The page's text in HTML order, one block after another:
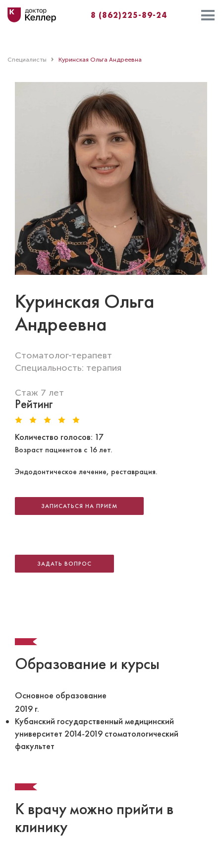
8 (862)225-89-24
Специалисты Куринская Ольга Андреевна
Куринская Ольга
Андреевна
Стоматолог-терапевт
Специальность: терапия
Стаж 7 лет
Рейтинг
Количество голосов: 17
Возраст пациентов с 16 лет.
Эндодонтическое лечение, реставрация.
ЗАПИСАТЬСЯ НА ПРИЕМ
ЗАДАТЬ ВОПРОС
Образование и курсы
Основное образование
2019 г.
Кубанский государственный медицинский
университет 2014-2019 стоматологический
факультет
К врачу можно прийти в
клинику